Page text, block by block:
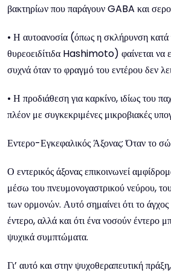
βακτηρίων που παράγουν GABA και
• Η αυτοανοσία (όπως η σκλήρυνση
θυρεοειδίτιδα Hashimoto) φαίνεται να
συχνά όταν το φραγμό του εντέρου δεν
• Η προδιάθεση για καρκίνο, ιδίως του
πλέον με συγκεκριμένες μικροβιακές
Εντερο-Εγκεφαλικός Άξονας: Όταν το
Ο εντερικός άξονας επικοινωνεί
μέσω του πνευμονογαστρικού νεύρου,
των ορμονών. Αυτό σημαίνει ότι το άγχος
έντερο, αλλά και ότι ένα νοσούν έντερο
ψυχικά συμπτώματα.
Γι’ αυτό και στην ψυχοθεραπευτική